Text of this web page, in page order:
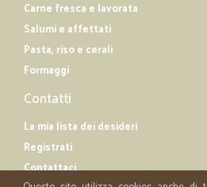
Carne fresca e lavorata
Salumi e affettati
Pasta, riso e cerali
Formaggi
Contatti
La mia lista dei desideri
Registrati
Contattaci